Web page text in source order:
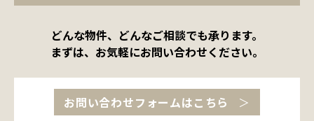
どんな物件、どんなご相談でも承ります。
まずは、お気軽にお問い合わせください。
お問い合わせフォームはこちら